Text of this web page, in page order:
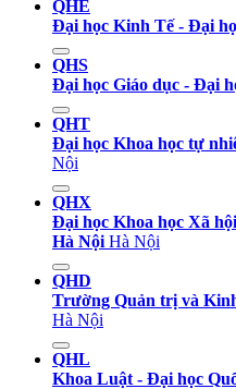
QHE
Đại học Kinh Tế - Đại
QHS
Đại học Giáo dục - Đại
QHT
Đại học Khoa học tự
Nội
QHX
Đại học Khoa học Xã
Hà Nội Hà Nội
QHD
Trường Quản trị và
Hà Nội
QHL
Khoa Luật - Đại học